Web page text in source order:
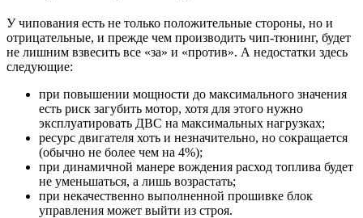
У чипования есть не только положительные стороны, но и
отрицательные, и прежде чем производить чип-тюнинг, будет
не лишним взвесить все «за» и «против». А недостатки здесь
следующие:
при повышении мощности до максимального значения
есть риск загубить мотор, хотя для этого нужно
эксплуатировать ДВС на максимальных нагрузках;
ресурс двигателя хоть и незначительно, но сокращается
(обычно не более чем на 4%);
при динамичной манере вождения расход топлива будет
не уменьшаться, а лишь возрастать;
при некачественно выполненной прошивке блок
управления может выйти из строя.